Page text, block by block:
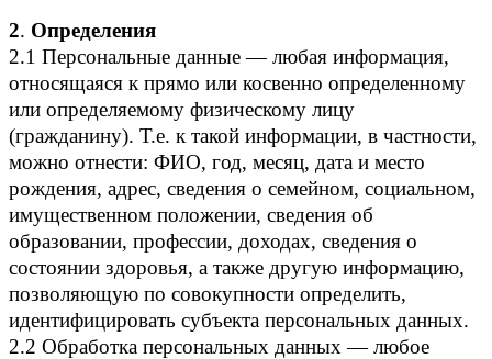
2. Определения
2.1 Персональные данные — любая информация,
относящаяся к прямо или косвенно определенному
или определяемому физическому лицу
(гражданину). Т.е. к такой информации, в частности,
можно отнести: ФИО, год, месяц, дата и место
рождения, адрес, сведения о семейном, социальном,
имущественном положении, сведения об
образовании, профессии, доходах, сведения о
состоянии здоровья, а также другую информацию,
позволяющую по совокупности определить,
идентифицировать субъекта персональных данных.
2.2 Обработка персональных данных — любое